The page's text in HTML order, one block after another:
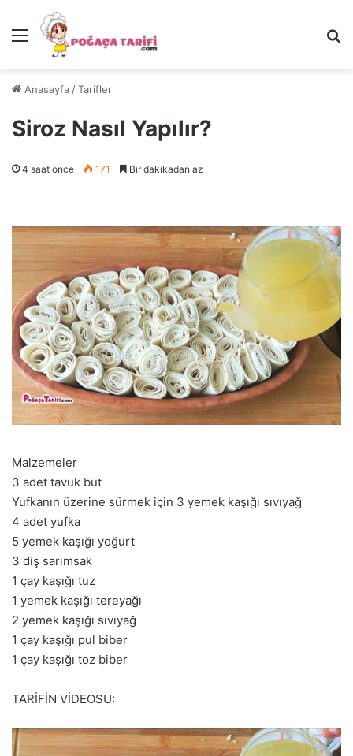
Menü
Anasayfa /Tarifler
Siroz Nasıl Yapılır?
4 saat önce 171 Bir dakikadan az
Malzemeler
3 adet tavuk but
Yufkanın üzerine sürmek için 3 yemek kaşığı sıvıyağ
4 adet yufka
5 yemek kaşığı yoğurt
3 diş sarımsak
1 çay kaşığı tuz
1 yemek kaşığı tereyağı
2 yemek kaşığı sıvıyağ
1 çay kaşığı pul biber
1 çay kaşığı toz biber
TARİFİN VİDEOSU: